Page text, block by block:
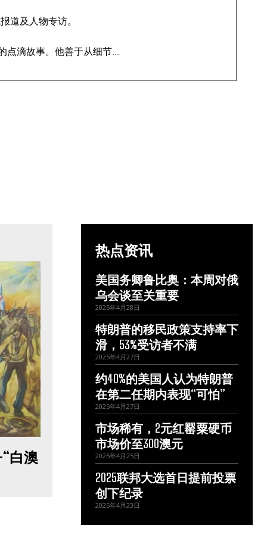
道及人物专访。
点滴故事。他善于从细节...
白澳
热点资讯
美国务卿鲁比奥：本周对俄
乌会谈至关重要
2025年4月28日
特朗普的移民政策支持率下
滑，53%受访者不满
2025年4月27日
约40%的美国人认为特朗普
在第二任期内表现“可怕”
2025年4月27日
市场稀有，2元红罂粟硬币
市场价至300澳元
2025年4月25日
2025联邦大选首日提前投票
创下纪录
2025年4月23日